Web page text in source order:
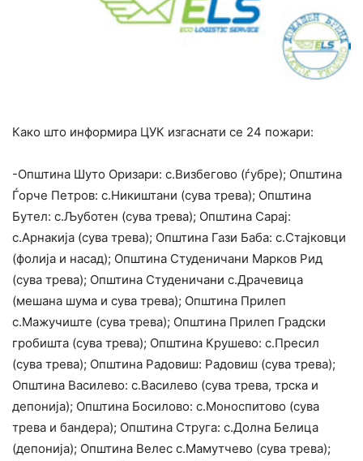
Како што информира ЦУК изгаснати се 24 пожари:
-Општина Шуто Оризари: с.Визбегово (ѓубре); Општина
Ѓорче Петров: с.Никиштани (сува трева); Општина
Бутел: с.Љуботен (сува трева); Општина Сарај:
с.Арнакија (сува трева); Општина Гази Баба: с.Стајковци
(фолија и насад); Општина Студеничани Марков Рид
(сува трева); Општина Студеничани с.Драчевица
(мешана шума и сува трева); Општина Прилеп
с.Мажучиште (сува трева); Општина Прилеп Градски
гробишта (сува трева); Општина Крушево: с.Пресил
(сува трева); Општина Радовиш: Радовиш (сува трева);
Општина Василево: с.Василево (сува трева, трска и
депонија); Општина Босилово: с.Моноспитово (сува
трева и бандера); Општина Струга: с.Долна Белица
(депонија); Општина Велес с.Мамутчево (сува трева);